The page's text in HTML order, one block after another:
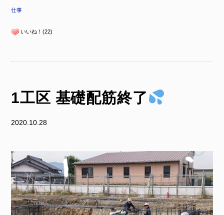
仕事
いいね！(22)
1工区 基礎配筋終了
2020.10.28